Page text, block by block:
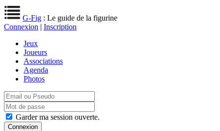
G-Fig : Le guide de la figurine
Connexion | Inscription
Jeux
Joueurs
Associations
Agenda
Photos
Garder ma session ouverte.